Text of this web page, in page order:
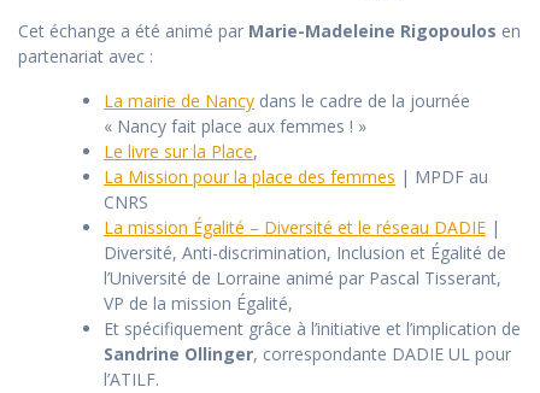
Cet échange a été animé par Marie-Madeleine Rigopoulos en
partenariat avec :
La mairie de Nancy dans le cadre de la journée
« Nancy fait place aux femmes ! »
Le livre sur la Place,
La Mission pour la place des femmes | MPDF au
CNRS
La mission Égalité – Diversité et le réseau DADIE |
Diversité, Anti-discrimination, Inclusion et Égalité de
l’Université de Lorraine animé par Pascal Tisserant,
VP de la mission Égalité,
Et spécifiquement grâce à l’initiative et l’implication de
Sandrine Ollinger, correspondante DADIE UL pour
l’ATILF.